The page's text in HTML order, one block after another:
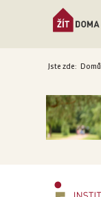
Jste zde: Domů